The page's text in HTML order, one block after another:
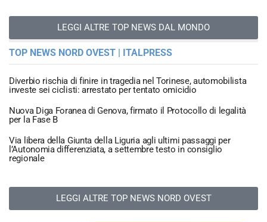
LEGGI ALTRE TOP NEWS DAL MONDO
TOP NEWS NORD OVEST | ITALPRESS
Diverbio rischia di finire in tragedia nel Torinese, automobilista
investe sei ciclisti: arrestato per tentato omicidio
Nuova Diga Foranea di Genova, firmato il Protocollo di legalità
per la Fase B
Via libera della Giunta della Liguria agli ultimi passaggi per
l’Autonomia differenziata, a settembre testo in consiglio
regionale
LEGGI ALTRE TOP NEWS NORD OVEST